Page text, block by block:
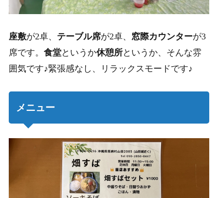
座敷が2卓、 テーブル席が2卓、 窓際カウンターが3
席です。 食堂というか休憩所というか、そんな雰
囲気です♪緊張感なし、リラックスモードです♪
メニュー